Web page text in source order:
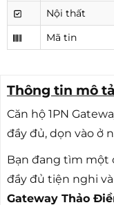
Nội thất
Mã tin
Thông tin mô
Căn hộ 1PN
đầy đủ, dọn vào ở
Bạn đang tìm một
đầy đủ tiện nghi
Gateway Thảo